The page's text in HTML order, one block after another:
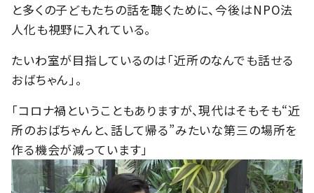
と多くの子どもたちの話を聴くために、今後はNPO法
人化も視野に入れている。
たいわ室が目指しているのは「近所のなんでも話せる
おばちゃん」。
「コロナ禍ということもありますが、現代はそもそも“近
所のおばちゃんと、話して帰る”みたいな第三の場所を
作る機会が減っています」